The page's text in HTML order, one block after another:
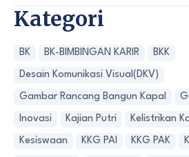
Kategori
BK BK-BIMBINGAN KARIR BKK
Desain Komunikasi Visual(DKV)
Gambar Rancang Bangun Kapal
Inovasi Kajian Putri Kelistrikan
Kesiswaan KKG PAI KKG PAK